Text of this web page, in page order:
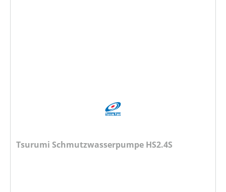
Tsurumi Schmutzwasserpumpe HS2.4S